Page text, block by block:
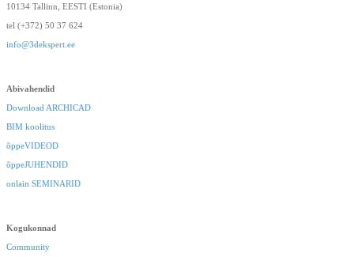
10134 Tallinn, EESTI (Estonia)
tel (+372) 50 37 624
info@3dekspert.ee
Abivahendid
Download ARCHICAD
BIM koolitus
õppeVIDEOD
õppeJUHENDID
onlain SEMINARID
Kogukonnad
Community